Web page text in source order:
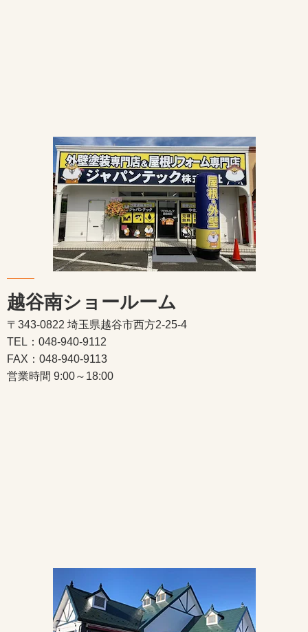
越谷南ショールーム
〒343-0822 埼玉県越谷市西方2-25-4
TEL：048-940-9112
FAX：048-940-9113
営業時間 9:00～18:00